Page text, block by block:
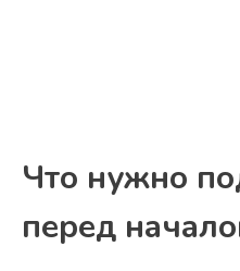
Что нужно
перед